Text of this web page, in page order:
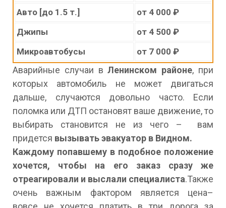
Авто [до 1.5 т.]
от 4 000 ₽
Джипы
от 4 500 ₽
Микроавтобусы
от 7 000 ₽
Аварийные случаи вЛенинском районе, при
которых автомобиль не может двигаться
дальше, случаются довольно часто. Если
поломка или ДТП остановят ваше движение, то
выбирать становится не из чего – вам
придется вызывать эвакуатор в Видном.
Каждому попавшему в подобное положение
хочется, чтобы на его заказ сразу же
отреагировали и выслали специалиста.Также
очень важным фактором является цена–